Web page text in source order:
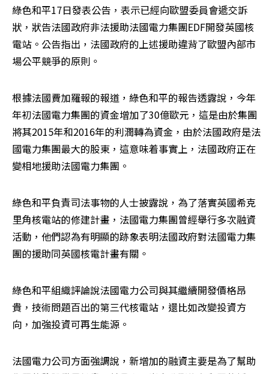
綠色和平17日發表公告，表示已經向歐盟委員會遞交訴
狀，狀告法國政府非法援助法國電力集團EDF開發英國核
電站。公告指出，法國政府的上述援助違背了歐盟內部市
場公平競爭的原則。
根據法國費加羅報的報道，綠色和平的報告透露說，今年
年初法國電力集團的資金增加了30億歐元，這是由於集團
將其2015年和2016年的利潤轉為資金，由於法國政府是法
國電力集團最大的股東，這意味着事實上，法國政府正在
變相地援助法國電力集團。
綠色和平負責司法事物的人士披露說，為了落實英國希克
里角核電站的修建計畫，法國電力集團曾經舉行多次融資
活動，他們認為有明顯的跡象表明法國政府對法國電力集
團的援助同英國核電計畫有關。
綠色和平組織評論說法國電力公司與其繼續開發價格昂
貴，技術問題百出的第三代核電站，還比如改變投資方
向，加強投資可再生能源。
法國電力公司方面強調說，新增加的融資主要是為了幫助